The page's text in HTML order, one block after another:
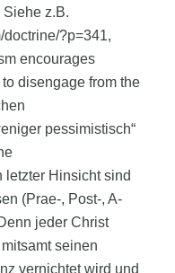
Siehe z.B.
?p=341,
encourages
disengage from the
pessimistisch“
letzter Hinsicht sind
(Prae-, Post-, A-
jeder Christ
seinen
vernichtet wird und